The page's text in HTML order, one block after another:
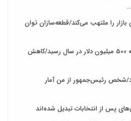
را ملتهب می‌کند/قطعه‌سازان توان
حجم صادرات آبزیان ایرانی به 500 میلیون دلار در سال رسید/کاهش
شخص رئیس‌جمهور از من آمار
پس از انتخابات تبدیل شده‌اند